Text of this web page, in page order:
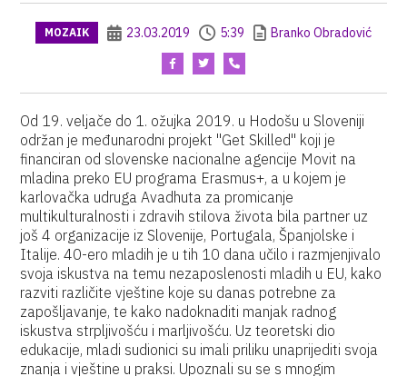
MOZAIK 23.03.2019 5:39 Branko Obradović
Od 19. veljače do 1. ožujka 2019. u Hodošu u Sloveniji
održan je međunarodni projekt "Get Skilled" koji je
financiran od slovenske nacionalne agencije Movit na
mladina preko EU programa Erasmus+, a u kojem je
karlovačka udruga Avadhuta za promicanje
multikulturalnosti i zdravih stilova života bila partner uz
još 4 organizacije iz Slovenije, Portugala, Španjolske i
Italije. 40-ero mladih je u tih 10 dana učilo i razmjenjivalo
svoja iskustva na temu nezaposlenosti mladih u EU, kako
razviti različite vještine koje su danas potrebne za
zapošljavanje, te kako nadoknaditi manjak radnog
iskustva strpljivošću i marljivošću. Uz teoretski dio
edukacije, mladi sudionici su imali priliku unaprijediti svoja
znanja i vještine u praksi. Upoznali su se s mnogim